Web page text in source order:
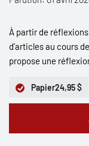
À partir de
d’articles au cours
propose une
Papier24,95 $